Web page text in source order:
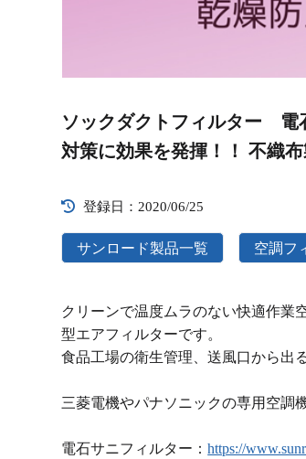
Player
ソックダクトフィルター
対策に効果を発揮！！ 不織
登録日：2020/06/25
サンロード製品一覧 空調フ
クリーンで温度ムラのない快適作業
型エアフィルターです。
食品工場の衛生管理、送風口から出
三菱電機やパナソニックの専用空調
電石サニフィルター：https://